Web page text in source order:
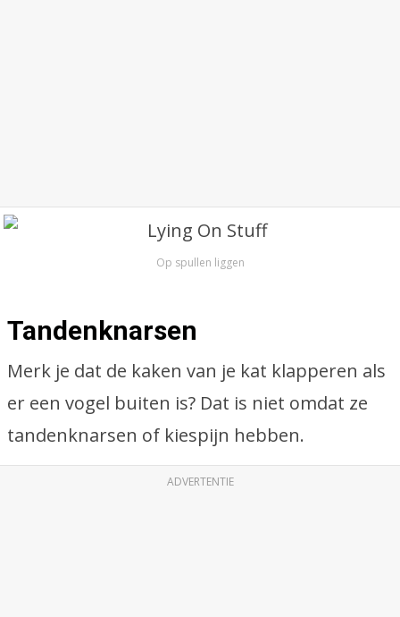
Op spullen liggen
Tandenknarsen
Merk je dat de kaken van je kat klapperen als
er een vogel buiten is? Dat is niet omdat ze
tandenknarsen of kiespijn hebben.
ADVERTENTIE